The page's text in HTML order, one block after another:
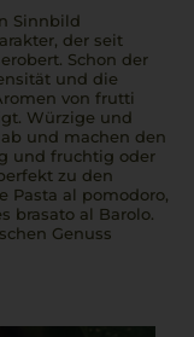
Sinnbild
der seit
erobert. Schon der
und die
von frutti
Würzige und
und machen den
und fruchtig oder
zu den
Pasta al pomodoro,
brasato al Barolo.
Genuss